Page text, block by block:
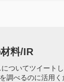
料/IR
ついてツイート
調べるのに活用く